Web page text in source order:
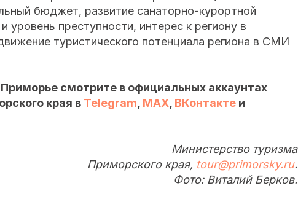
бюджет, развитие санаторно-курортной
уровень преступности, интерес к региону в
туристического потенциала региона в СМИ
смотрите в официальных аккаунтах
края в Telegram MAX ВКонтакте и
Министерство туризма
Приморского края, tour@primorsky.ru.
Фото: Виталий Берков.